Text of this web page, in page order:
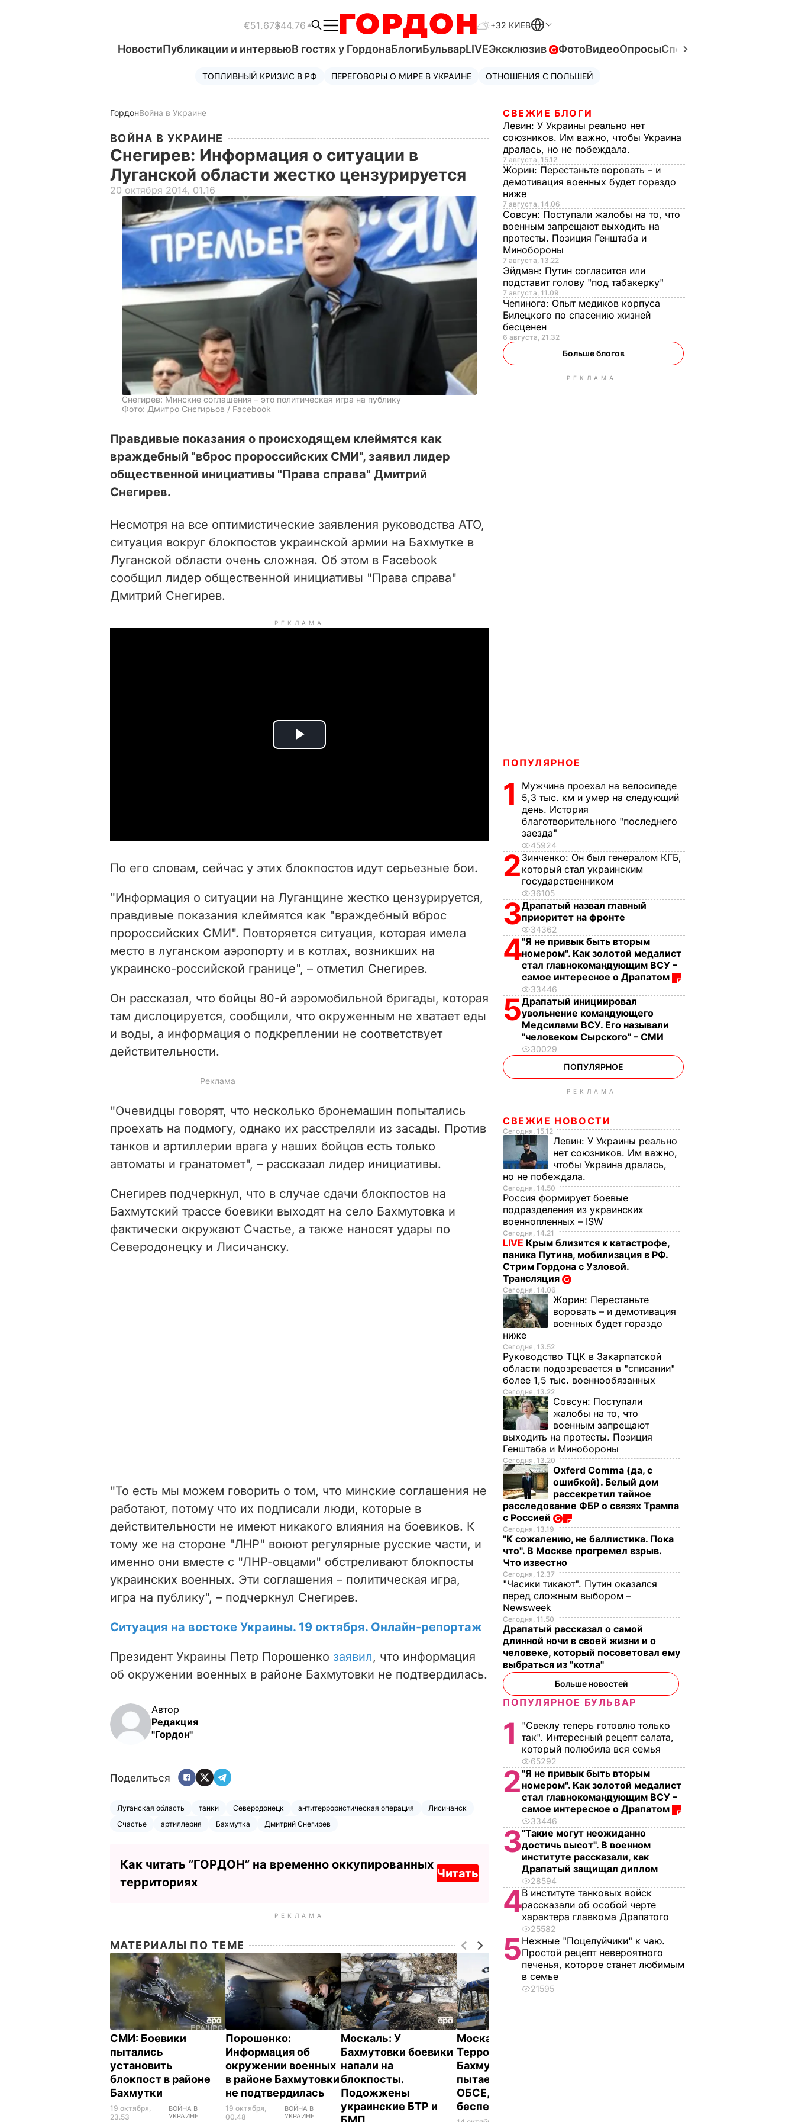
€51.67$44.76 +32 КИЕВ
НовостиПубликации и интервьюВ гостях у ГордонаБлогиБульварLIVEЭксклюзив ФотоВидеоОпросыСпецпроекты
ТОПЛИВНЫЙ КРИЗИС В РФ ПЕРЕГОВОРЫ О МИРЕ В УКРАИНЕ ОТНОШЕНИЯ С ПОЛЬШЕЙ
ГордонВойна в Украине
ВОЙНА В УКРАИНЕ
Снегирев: Информация о ситуации в
Луганской области жестко цензурируется
20 октября 2014, 01.16
Снегирев: Минские соглашения – это политическая игра на публику
Фото: Дмитро Снєгирьов / Facebook
Правдивые показания о происходящем клеймятся как
враждебный "вброс пророссийских СМИ", заявил лидер
общественной инициативы "Права справа" Дмитрий
Снегирев.
Несмотря на все оптимистические заявления руководства АТО,
ситуация вокруг блокпостов украинской армии на Бахмутке в
Луганской области очень сложная. Об этом в Facebook
сообщил лидер общественной инициативы "Права справа"
Дмитрий Снегирев.
РЕКЛАМА
P
d
e
o
По его словам, сейчас у этих блокпостов идут серьезные бои.
"Информация о ситуации на Луганщине жестко цензурируется,
правдивые показания клеймятся как "враждебный вброс
пророссийских СМИ". Повторяется ситуация, которая имела
место в луганском аэропорту и в котлах, возникших на
украинско-российской границе", – отметил Снегирев.
Он рассказал, что бойцы 80-й аэромобильной бригады, которая
там дислоцируется, сообщили, что окруженным не хватает еды
и воды, а информация о подкреплении не соответствует
действительности.
"Очевидцы говорят, что несколько бронемашин попытались
проехать на подмогу, однако их расстреляли из засады. Против
танков и артиллерии врага у наших бойцов есть только
автоматы и гранатомет", – рассказал лидер инициативы.
Снегирев подчеркнул, что в случае сдачи блокпостов на
Бахмутский трассе боевики выходят на село Бахмутовка и
фактически окружают Счастье, а также наносят удары по
Северодонецку и Лисичанску.
"То есть мы можем говорить о том, что минские соглашения не
работают, потому что их подписали люди, которые в
действительности не имеют никакого влияния на боевиков. К
тому же на стороне "ЛНР" воюют регулярные русские части, и
именно они вместе с "ЛНР-овцами" обстреливают блокпосты
украинских военных. Эти соглашения – политическая игра,
игра на публику", – подчеркнул Снегирев.
Ситуация на востоке Украины. 19 октября. Онлайн-репортаж
Президент Украины Петр Порошенко заявил, что информация
об окружении военных в районе Бахмутовки не подтвердилась.
Автор
Редакция
"Гордон"
Поделиться
Луганская область танки Северодонецк антитеррористическая операция
Лисичанск
Счастье
артиллерия Бахмутка Дмитрий Снегирев
Как читать ”ГОРДОН” на временно оккупированных
территориях
Читать
РЕКЛАМА
МАТЕРИАЛЫ ПО ТЕМЕ
СМИ: Боевики
пытались
установить
блокпост в районе
Бахмутки
19 октября,
23.53
ВОЙНА В
УКРАИНЕ
Порошенко:
Информация об
окружении военных
в районе Бахмутовки
не подтвердилась
19 октября,
00.48
ВОЙНА В
УКРАИНЕ
Москаль: У
Бахмутовки боевики
напали на
блокпосты.
Подожжены
украинские БТР и
Москаль:
Террористов у
Бахмутовки
пытается угомонить
ОБСЕ, но это
бесперспективно
СВЕЖИЕ БЛОГИ
Левин: У Украины реально нет
союзников. Им важно, чтобы Украина
дралась, но не побеждала.
7 августа, 15.12
Жорин: Перестаньте воровать – и
демотивация военных будет гораздо
ниже
7 августа, 14.06
Совсун: Поступали жалобы на то, что
военным запрещают выходить на
протесты. Позиция Генштаба и
Минобороны
7 августа, 13.22
Эйдман: Путин согласится или
подставит голову "под табакерку"
7 августа, 11.09
Чепинога: Опыт медиков корпуса
Билецкого по спасению жизней
бесценен
6 августа, 21.32
Больше блогов
РЕКЛАМА
ПОПУЛЯРНОЕ
1
Мужчина проехал на велосипеде
5,3 тыс. км и умер на следующий
день. История
благотворительного "последнего
заезда"
45924
2 Зинченко: Он был генералом КГБ,
который стал украинским
государственником
36105
3Драпатый назвал главный
приоритет на фронте
34362
4"Я не привык быть вторым
номером". Как золотой медалист
стал главнокомандующим ВСУ –
самое интересное о Драпатом
33446
5Драпатый инициировал
увольнение командующего
Медсилами ВСУ. Его называли
"человеком Сырского" – СМИ
30029
ПОПУЛЯРНОЕ
РЕКЛАМА
СВЕЖИЕ НОВОСТИ
Сегодня, 15.12
Левин: У Украины реально
нет союзников. Им важно,
чтобы Украина дралась,
но не побеждала.
Сегодня, 14.50
Россия формирует боевые
подразделения из украинских
военнопленных – ISW
Сегодня, 14.21
LIVE Крым близится к катастрофе,
паника Путина, мобилизация в РФ.
Стрим Гордона с Узловой.
Трансляция
Сегодня, 14.06
Жорин: Перестаньте
воровать – и демотивация
военных будет гораздо
ниже
Сегодня, 13.52
Руководство ТЦК в Закарпатской
области подозревается в "списании"
более 1,5 тыс. военнообязанных
Сегодня, 13.22
Совсун: Поступали
жалобы на то, что
военным запрещают
выходить на протесты. Позиция
Генштаба и Минобороны
Сегодня, 13.20
Oxferd Comma (да, с
ошибкой). Белый дом
рассекретил тайное
расследование ФБР о связях Трампа
с Россией
Сегодня, 13.19
"К сожалению, не баллистика. Пока
что". В Москве прогремел взрыв.
Что известно
Сегодня, 12.37
"Часики тикают". Путин оказался
перед сложным выбором –
Newsweek
Сегодня, 11.50
Драпатый рассказал о самой
длинной ночи в своей жизни и о
человеке, который посоветовал ему
выбраться из "котла"
Больше новостей
ПОПУЛЯРНОЕ БУЛЬВАР
1
"Свеклу теперь готовлю только
так". Интересный рецепт салата,
который полюбила вся семья
65292
2"Я не привык быть вторым
номером". Как золотой медалист
стал главнокомандующим ВСУ –
самое интересное о Драпатом
33446
3"Такие могут неожиданно
достичь высот". В военном
институте рассказали, как
Драпатый защищал диплом
28594
4В институте танковых войск
рассказали об особой черте
характера главкома Драпатого
25582
5Нежные "Поцелуйчики" к чаю.
Простой рецепт невероятного
печенья, которое станет любимым
в семье
21595